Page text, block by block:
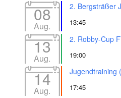
08
Aug.
2. Bergsträßer
13:45
13
Aug.
2. Robby-Cup
19:00
14
Aug.
Jugendtraining
17:45